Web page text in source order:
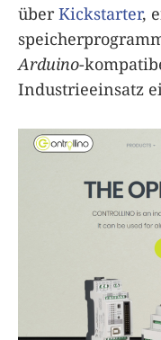
überKickstarter,
Arduino-
Industrieeinsatz